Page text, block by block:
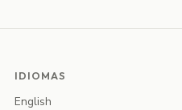
IDIOMAS
English